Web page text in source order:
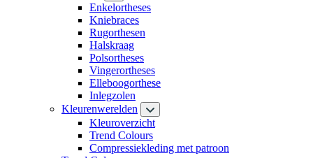
Enkelortheses
Kniebraces
Rugorthesen
Halskraag
Polsortheses
Vingerortheses
Elleboogorthese
Inlegzolen
Kleurenwerelden
Kleuroverzicht
Trend Colours
Compressiekleding met patroon